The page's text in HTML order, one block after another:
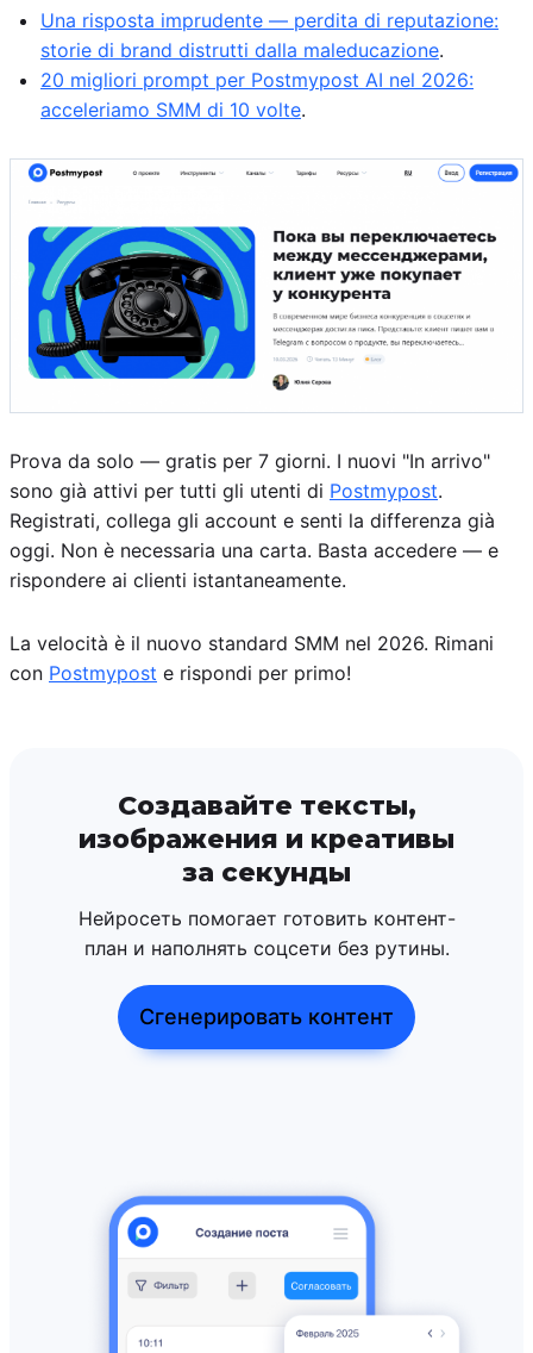
Una risposta imprudente — perdita di reputazione:
storie di brand distrutti dalla maleducazione.
20 migliori prompt per Postmypost AI nel 2026:
acceleriamo SMM di 10 volte.
Prova da solo — gratis per 7 giorni. I nuovi "In arrivo"
sono già attivi per tutti gli utenti di Postmypost.
Registrati, collega gli account e senti la differenza già
oggi. Non è necessaria una carta. Basta accedere — e
rispondere ai clienti istantaneamente.
La velocità è il nuovo standard SMM nel 2026. Rimani
con Postmypost e rispondi per primo!
Создавайте тексты,
изображения и креативы
за секунды
Нейросеть помогает готовить контент-
план и наполнять соцсети без рутины.
Сгенерировать контент